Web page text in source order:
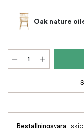
Oak nature
Beställningsvara,